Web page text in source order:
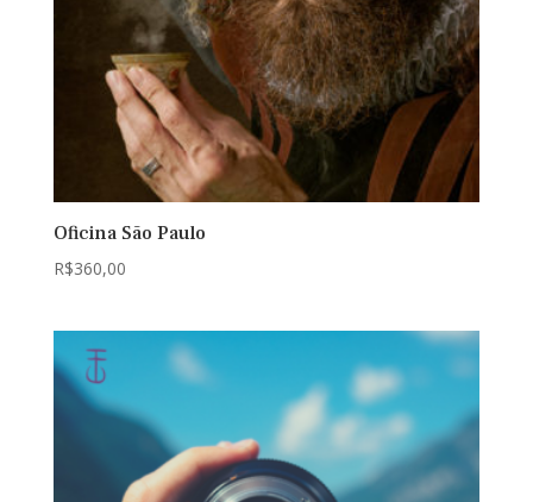
Oficina São Paulo
R$360,00